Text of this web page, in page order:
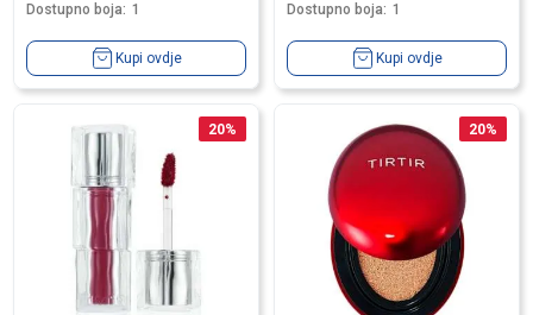
Dostupno boja: 1
Kupi ovdje
Dostupno boja: 1
Kupi ovdje
20% 20%